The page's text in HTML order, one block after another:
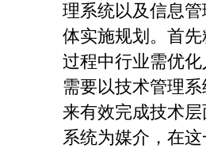
理系统以及信息
体实施规划。首
过程中行业需优
需要以技术管理
来有效完成技术
系统为媒介，在